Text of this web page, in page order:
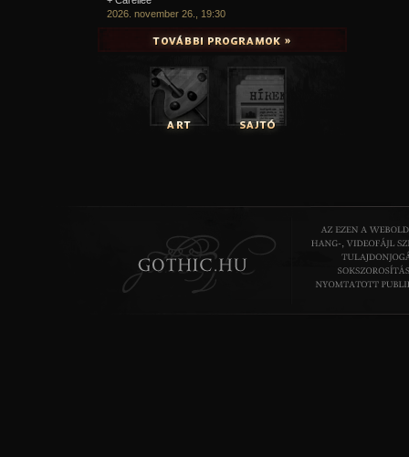
2026. november 26., 19:30